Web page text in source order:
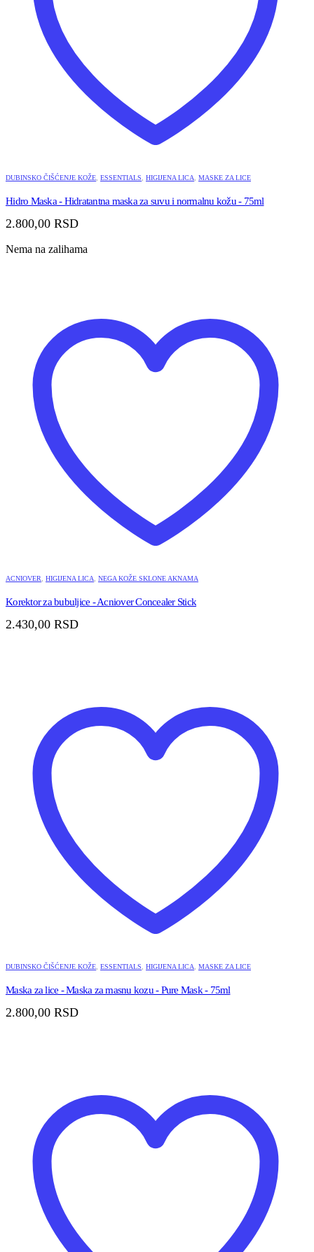
DUBINSKO ČIŠĆENJE KOŽE ESSENTIALS HIGIJENA LICA MASKE ZA LICE
Hidro Maska - Hidratantna maska za suvu i normalnu kožu - 75ml
2.800,00 RSD
Nema na zalihama
ACNIOVER HIGIJENA LICA NEGA KOŽE SKLONE AKNAMA
Korektor za bubuljice - Acniover Concealer Stick
2.430,00 RSD
DUBINSKO ČIŠĆENJE KOŽE ESSENTIALS HIGIJENA LICA MASKE ZA LICE
Maska za lice - Maska za masnu kozu - Pure Mask - 75ml
2.800,00 RSD